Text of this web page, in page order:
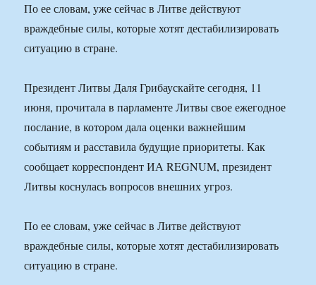
По ее словам, уже сейчас в Литве действуют
враждебные силы, которые хотят дестабилизировать
ситуацию в стране.
Президент Литвы Даля Грибаускайте сегодня, 11
июня, прочитала в парламенте Литвы свое ежегодное
послание, в котором дала оценки важнейшим
событиям и расставила будущие приоритеты. Как
сообщает корреспондент ИА REGNUM, президент
Литвы коснулась вопросов внешних угроз.
По ее словам, уже сейчас в Литве действуют
враждебные силы, которые хотят дестабилизировать
ситуацию в стране.